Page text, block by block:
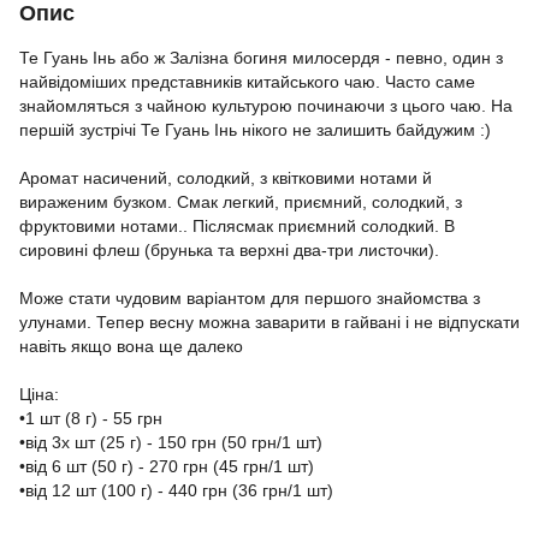
Опис
Те Гуань Інь або ж Залізна богиня милосердя - певно, один з
найвідоміших представників китайського чаю. Часто саме
знайомляться з чайною культурою починаючи з цього чаю. На
першій зустрічі Те Гуань Інь нікого не залишить байдужим :)
Аромат насичений, солодкий, з квітковими нотами й
вираженим бузком. Смак легкий, приємний, солодкий, з
фруктовими нотами.. Післясмак приємний солодкий. В
сировині флеш (брунька та верхні два-три листочки).
Може стати чудовим варіантом для першого знайомства з
улунами. Тепер весну можна заварити в гайвані і не відпускати
навіть якщо вона ще далеко
Ціна:
•1 шт (8 г) - 55 грн
•від 3х шт (25 г) - 150 грн (50 грн/1 шт)
•від 6 шт (50 г) - 270 грн (45 грн/1 шт)
•від 12 шт (100 г) - 440 грн (36 грн/1 шт)